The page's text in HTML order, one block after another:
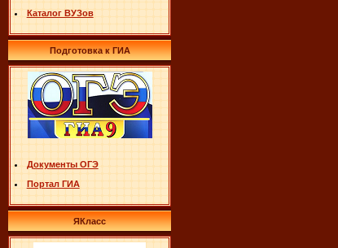
Каталог ВУЗов
Подготовка к ГИА
Документы ОГЭ
Портал ГИА
ЯКласс